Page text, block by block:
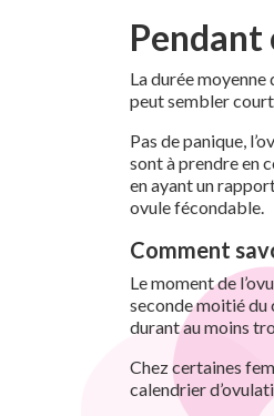
Pendant
La durée
peut sembler
Pas de panique,
sont à prendre en
en ayant un
ovule fécondable.
Comment
Le moment de
seconde moitié du
durant au moins
Chez certaines
calendrier